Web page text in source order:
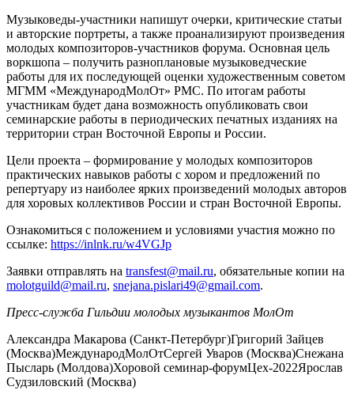
Музыковеды-участники напишут очерки, критические статьи
и авторские портреты, а также проанализируют произведения
молодых композиторов-участников форума. Основная цель
воркшопа – получить разноплановые музыковедческие
работы для их последующей оценки художественным советом
МГММ «МеждународМолОт» РМС. По итогам работы
участникам будет дана возможность опубликовать свои
семинарские работы в периодических печатных изданиях на
территории стран Восточной Европы и России.
Цели проекта – формирование у молодых композиторов
практических навыков работы с хором и предложений по
репертуару из наиболее ярких произведений молодых авторов
для хоровых коллективов России и стран Восточной Европы.
Ознакомиться с положением и условиями участия можно по
ссылке: https://inlnk.ru/w4VGJp
Заявки отправлять на transfest@mail.ru, обязательные копии на
molotguild@mail.ru, snejana.pislari49@gmail.com.
Пресс-служба Гильдии молодых музыкантов МолОт
Александра Макарова (Санкт-Петербург)Григорий Зайцев
(Москва)МеждународМолОтСергей Уваров (Москва)Снежана
Пысларь (Молдова)Хоровой семинар-форумЦех-2022Ярослав
Судзиловский (Москва)